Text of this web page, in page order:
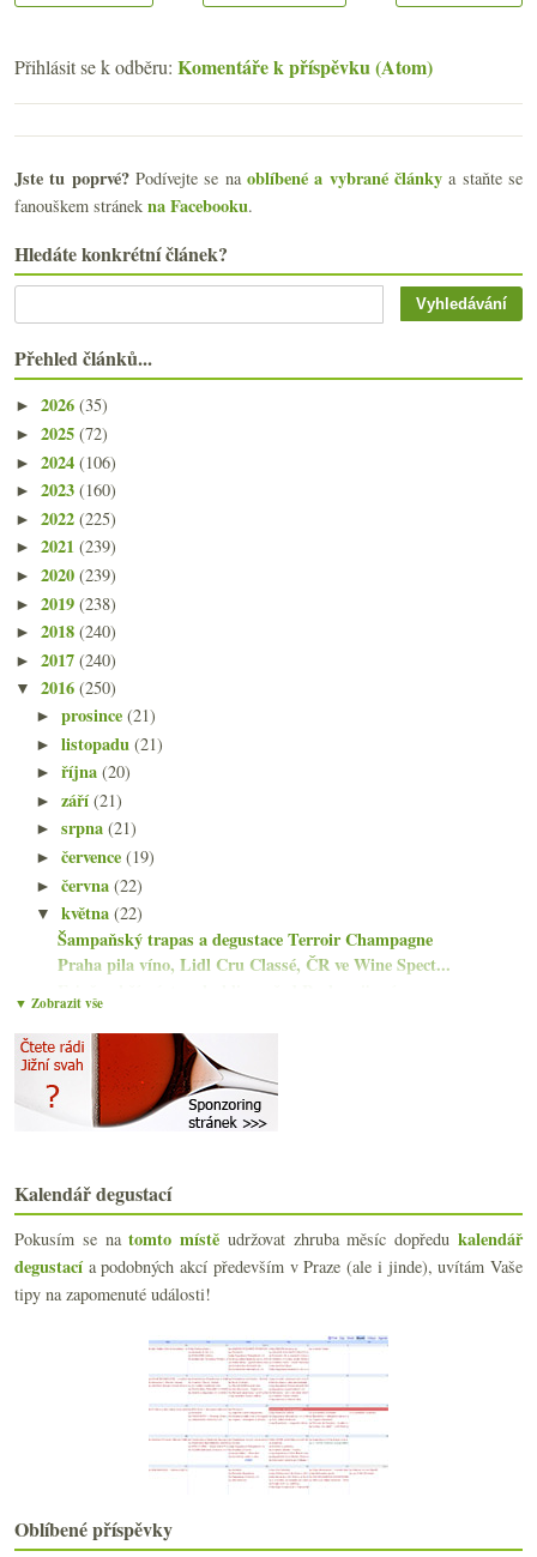
Přihlásit se k odběru: Komentáře k příspěvku (Atom)
Jste tu poprvé?Podívejte se naoblíbené a vybrané články a staňte se
fanouškem stránek na Facebooku.
Hledáte konkrétní článek?
Přehled článků...
► 2026 (35)
► 2025 (72)
► 2024 (106)
► 2023 (160)
► 2022 (225)
► 2021 (239)
► 2020 (239)
► 2019 (238)
► 2018 (240)
► 2017 (240)
▼ 2016 (250)
►prosince(21)
►listopadu(21)
►října(20)
►září(21)
►srpna(21)
►července(19)
►června(22)
▼května(22)
Šampaňský trapas a degustace Terroir Champagne
Praha pila víno, Lidl Cru Classé, ČR ve Wine Spect...
Osvěžující ryzlink a cabernet na grilovačku
Nibiò, Pelaverga, Nero di Troia...
Monitor alkoholu, Generace Y, Slípka, Praha pije víno
Cava, 3x Prosecco a šumivé slovinské červené
Rakouský slaďák, fajn Aligoté a pár poznámek z upl...
Litr za euro, sekt Karel IV., syntetické víno, smu...
Bílá Rioja, La Mancha a trocha sherry
Charles Rousseau, pěstitelská Champagne, soutěže a...
Fabrizio Iuli – Nebbiolo, Pinot a 3x Barbera
Máte dotaz pro Riedel?
Maraton s bublinami na závěr
6x Champagne Henriot
Dva značně odlišné biodynamické ryzlinky
Čtvery bubliny – Anglie, Itálie a Morava
EP 2015, oregonská marihuana, hustopečská výzva, M...
Minivertikála Cabernetu od Errazuriz
března(21)
▼ Zobrazit vše
Kalendář degustací
Pokusím se natomto místě udržovat zhruba měsíc dopředukalendář
degustacía podobných akcí především v Praze (ale i jinde), uvítám Vaše
tipy na zapomenuté události!
Oblíbené příspěvky